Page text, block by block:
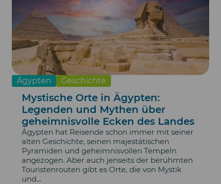
Ägypten Geschichte
Mystische Orte in Ägypten:
Legenden und Mythen über
geheimnisvolle Ecken des Landes
Ägypten hat Reisende schon immer mit seiner
alten Geschichte, seinen majestätischen
Pyramiden und geheimnisvollen Tempeln
angezogen. Aber auch jenseits der berühmten
Touristenrouten gibt es Orte, die von Mystik
und...